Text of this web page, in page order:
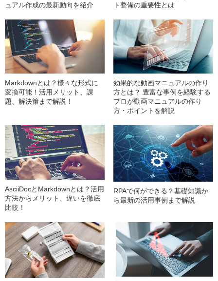
ュアル作成の最新動向を紹介
ト整備の重要性とは
Markdownとは？様々な形式に
変換可能！活用メリット、課
題、解決策まで解説！
効果的な動画マニュアルの作り
方とは？ 豊富な事例を経験する
プロが動画マニュアルの作り
方・ポイントを解説
AsciiDocとMarkdownとは？活用
方法からメリット、違いを徹底
比較！
RPAで何ができる？基礎知識か
ら最新の活用事例まで解説